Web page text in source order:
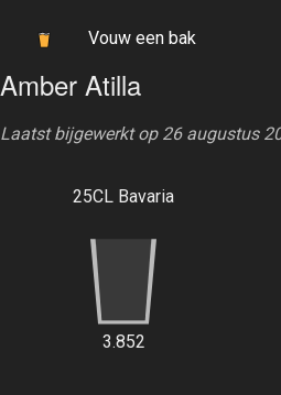
Vouw een bak
Amber Atilla
Laatst bijgewerkt op 26 augustus
25CL Bavaria
3.852